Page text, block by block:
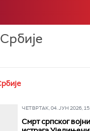
ЧЕТВРТАК, 04. ЈУН 2026,
Смрт српског